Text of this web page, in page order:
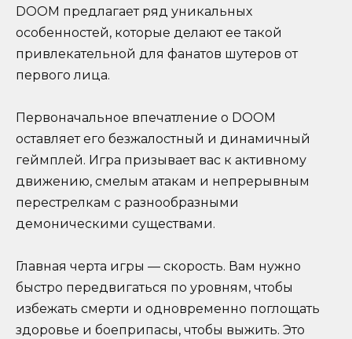
DOOM предлагает ряд уникальных
особенностей, которые делают ее такой
привлекательной для фанатов шутеров от
первого лица.
Первоначальное впечатление о DOOM
оставляет его безжалостный и динамичный
геймплей. Игра призывает вас к активному
движению, смелым атакам и непрерывным
перестрелкам с разнообразными
демоническими существами.
Главная черта игры — скорость. Вам нужно
быстро передвигаться по уровням, чтобы
избежать смерти и одновременно поглощать
здоровье и боеприпасы, чтобы выжить. Это